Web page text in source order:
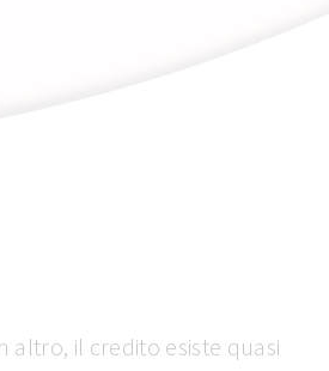
altro, il credito esiste quasi